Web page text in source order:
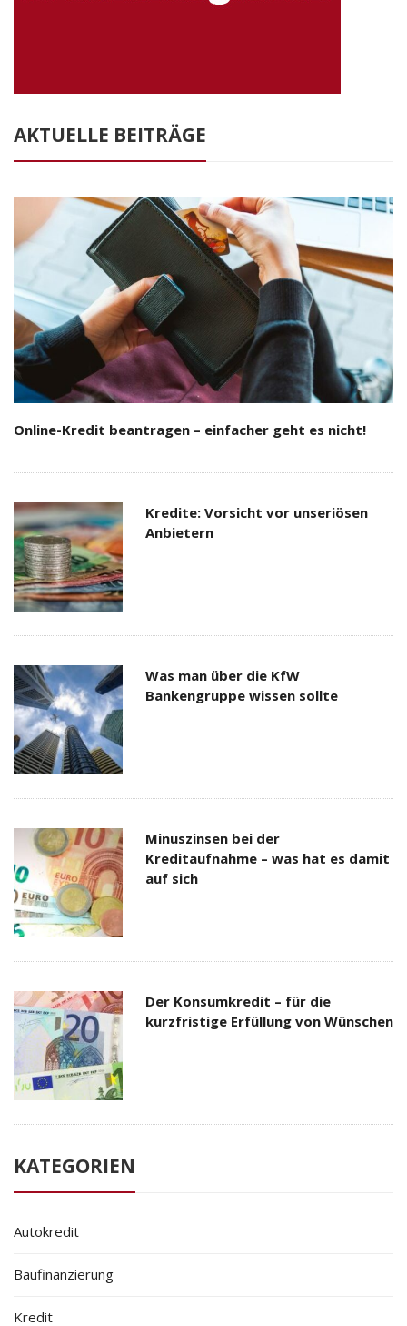
AKTUELLE BEITRÄGE
Online-Kredit beantragen – einfacher geht es nicht!
Kredite: Vorsicht vor unseriösen
Anbietern
Was man über die KfW
Bankengruppe wissen sollte
Minuszinsen bei der
Kreditaufnahme – was hat es damit
auf sich
Der Konsumkredit – für die
kurzfristige Erfüllung von Wünschen
KATEGORIEN
Autokredit
Baufinanzierung
Kredit